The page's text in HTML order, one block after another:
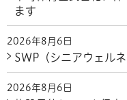
ます
2026年8月6日
SWP（シニアウェル
2026年8月6日